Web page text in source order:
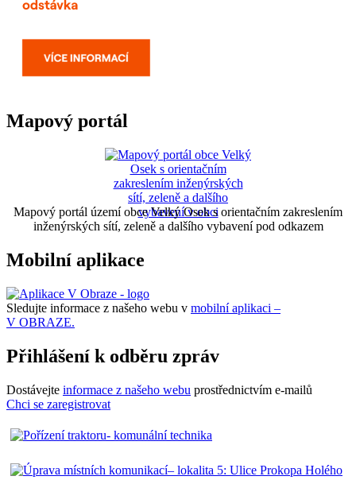
Mapový portál
Mapový portál území obce Velký Osek s orientačním zakreslením
inženýrských sítí, zeleně a dalšího vybavení pod odkazem
Mobilní aplikace
Sledujte informace z našeho webu v mobilní aplikaci –
V OBRAZE.
Přihlášení k odběru zpráv
Dostávejte informace z našeho webu prostřednictvím e-mailů
Chci se zaregistrovat